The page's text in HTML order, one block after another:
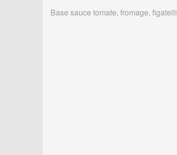
Base sauce tomate, fromage, figatelli